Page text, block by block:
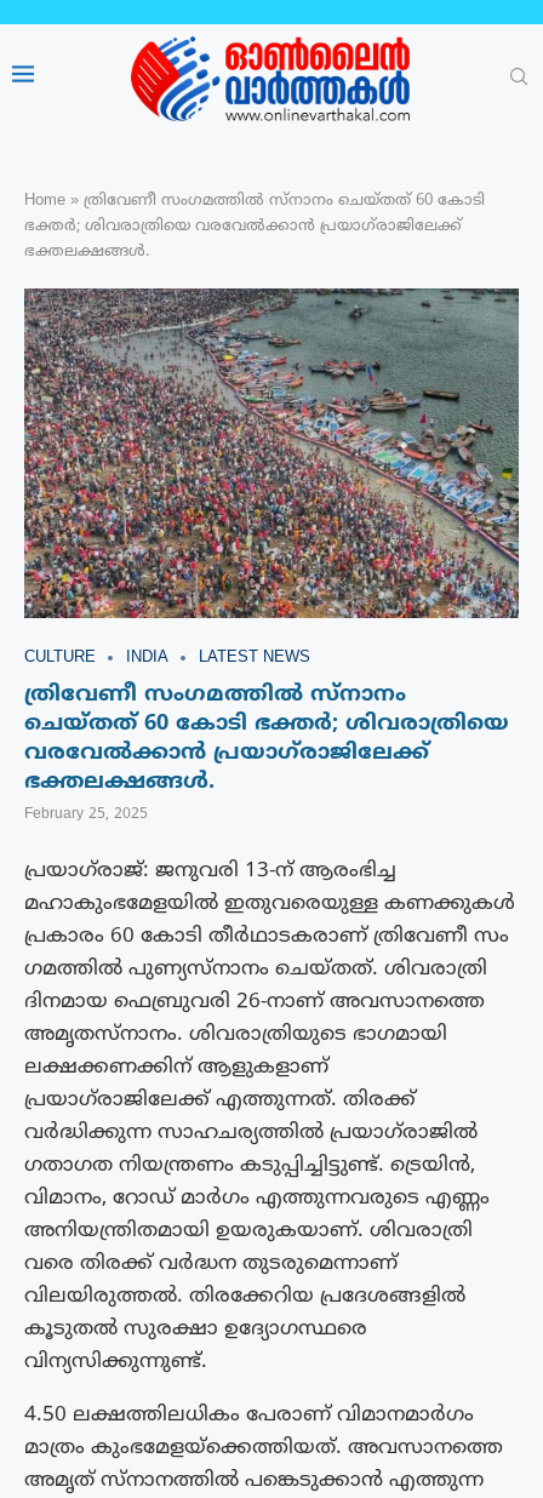
Home » ത്രിവേണീ സം​ഗമത്തിൽ സ്നാനം ചെയ്തത് 60 കോടി
ഭക്തർ; ശിവരാത്രിയെ വരവേൽക്കാൻ പ്രയാഗ്‌രാജിലേക്ക്
ഭക്തലക്ഷങ്ങൾ.
CULTURE INDIA LATEST NEWS
ത്രിവേണീ സം​ഗമത്തിൽ സ്നാനം
ചെയ്തത് 60 കോടി ഭക്തർ; ശിവരാത്രിയെ
വരവേൽക്കാൻ പ്രയാഗ്‌രാജിലേക്ക്
ഭക്തലക്ഷങ്ങൾ.
February 25, 2025
പ്രയാഗ്‍രാജ്: ജനുവരി 13-ന് ആരംഭിച്ച
മഹാകുംഭമേളയിൽ ഇതുവരെയുള്ള കണക്കുകൾ
പ്രകാരം 60 കോടി തീർഥാടകരാണ് ത്രിവേണീ സം​
ഗമത്തിൽ പുണ്യസ്നാനം ചെയ്തത്. ശിവരാത്രി
ദിനമായ ഫെബ്രുവരി 26-നാണ് അവസാനത്തെ
അമൃതസ്നാനം. ശിവരാത്രിയുടെ ഭാ​ഗമായി
ലക്ഷക്കണക്കിന് ആളുകളാണ്
പ്രയാഗ്‌രാജിലേക്ക് എത്തുന്നത്. തിരക്ക്
വർദ്ധിക്കുന്ന സാഹചര്യത്തിൽ പ്രയാഗ്‌രാജിൽ ​​
ഗതാ​ഗത നിയന്ത്രണം കടുപ്പിച്ചിട്ടുണ്ട്. ട്രെയിൻ,
വിമാനം, റോഡ് മാർ​ഗം എത്തുന്നവരുടെ എണ്ണം
അനിയന്ത്രിതമായി ഉയരുകയാണ്. ശിവരാത്രി
വരെ തിരക്ക് വർദ്ധന തുടരുമെന്നാണ്
വിലയിരുത്തൽ. തിരക്കേറിയ പ്രദേശങ്ങളിൽ
കൂടുതൽ സുരക്ഷാ ഉദ്യോ​ഗസ്ഥരെ
വിന്യസിക്കുന്നുണ്ട്.
4.50 ലക്ഷത്തിലധികം പേരാണ് വിമാനമാർ​ഗം
മാത്രം കുംഭമേളയ്‌ക്കെത്തിയത്. അവസാനത്തെ
അമൃത് സ്നാനത്തിൽ പങ്കെടുക്കാൻ എത്തുന്ന